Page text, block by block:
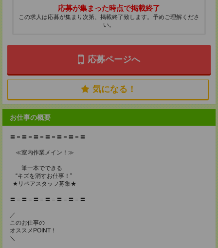
応募が集まった時点で掲載終了
この求人は応募が集まり次第、掲載終了致します。予めご理解くださ
い。
応募ページへ
気になる！
お仕事の概要
〓＝〓＝〓＝〓＝〓＝〓＝〓
≪室内作業メイン！≫
筆一本でできる
“キズを消すお仕事！”
★リペアスタッフ募集★
〓＝〓＝〓＝〓＝〓＝〓＝〓
／
このお仕事の
オススメPOINT！
＼